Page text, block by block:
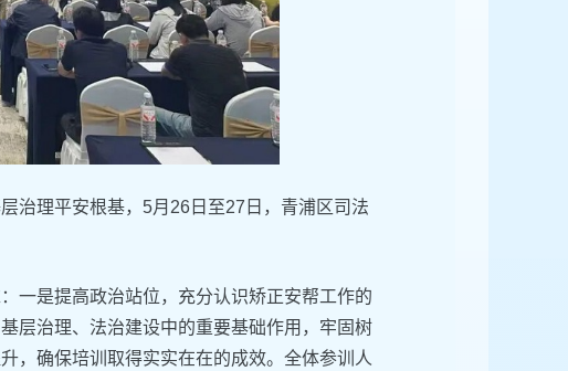
治理平安根基，5月26日至27日，青浦区司法
一是提高政治站位，充分认识矫正安帮工作的
层治理、法治建设中的重要基础作用，牢固树
，确保培训取得实实在在的成效。全体参训人